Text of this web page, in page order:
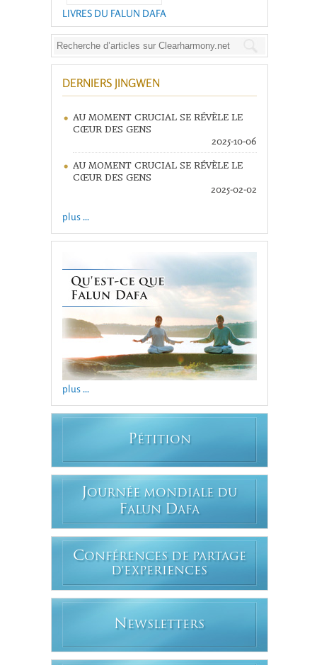
LIVRES DU FALUN DAFA
DERNIERS JINGWEN
AU MOMENT CRUCIAL SE RÉVÈLE LE
CŒUR DES GENS
2025-10-06
AU MOMENT CRUCIAL SE RÉVÈLE LE
CŒUR DES GENS
2025-02-02
plus ...
plus ...
PÉTITION
JOURNÉE MONDIALE DU
FALUN DAFA
CONFÉRENCES DE PARTAGE
D'EXPERIENCES
N EWSLETTERS